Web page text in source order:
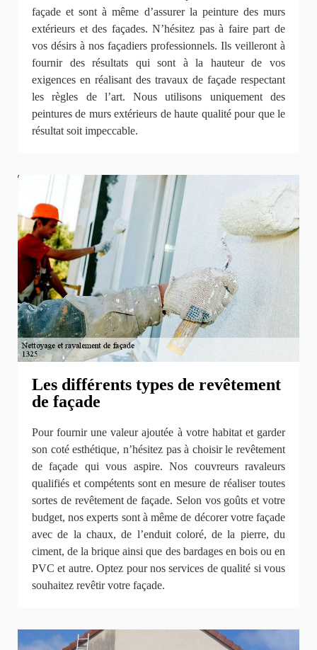
façade et sont à même d’assurer la peinture des murs
extérieurs et des façades. N’hésitez pas à faire part de
vos désirs à nos façadiers professionnels. Ils veilleront à
fournir des résultats qui sont à la hauteur de vos
exigences en réalisant des travaux de façade respectant
les règles de l’art. Nous utilisons uniquement des
peintures de murs extérieurs de haute qualité pour que le
résultat soit impeccable.
Les différents types de revêtement
de façade
Pour fournir une valeur ajoutée à votre habitat et garder
son coté esthétique, n’hésitez pas à choisir le revêtement
de façade qui vous aspire. Nos couvreurs ravaleurs
qualifiés et compétents sont en mesure de réaliser toutes
sortes de revêtement de façade. Selon vos goûts et votre
budget, nos experts sont à même de décorer votre façade
avec de la chaux, de l’enduit coloré, de la pierre, du
ciment, de la brique ainsi que des bardages en bois ou en
PVC et autre. Optez pour nos services de qualité si vous
souhaitez revêtir votre façade.